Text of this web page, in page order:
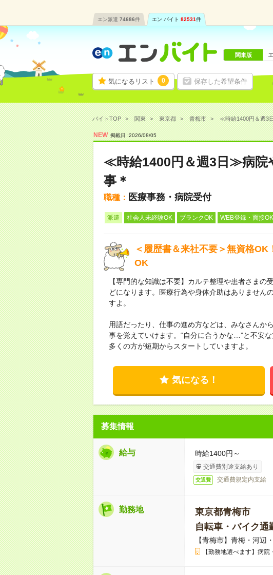
エン派遣 74686件 エン バイト 82531件
気になるリスト 0 保存した希望条件
関東版
バイトTOP 関東 東京都 青梅市 ≪時給1400円＆週3
NEW 掲載日 :2026/08/05
≪時給1400円＆週3日≫病院
事＊
職種： 医療事務・病院受付
派遣 社会人未経験OK ブランクOK WEB登録・面接OK
＜履歴書＆来社不要＞無資格
OK
【専門的な知識は不要】カルテ整理や患者さま
どになります。医療行為や身体介助はありません
すよ。
用語だったり、仕事の進め方などは、みなさんか
事を覚えていけます。“自分に合うかな…”と不安
多くの方が短期からスタートしていますよ。
気になる！
募集情報
給与 時給1400円～
交通費別途支給あり
交通費 交通費規定内支給
勤務地
東京都青梅市
自転車・バイク通
【青梅市】青梅・河辺
【勤務地選べます】病院